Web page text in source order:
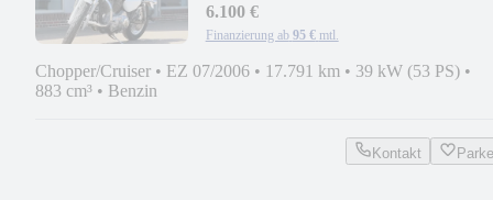
6.100 €
Finanzierung ab 95 € mtl.
Chopper/Cruiser • EZ 07/2006 • 17.791 km • 39 kW (53 PS) •
883 cm³ • Benzin
Kontakt